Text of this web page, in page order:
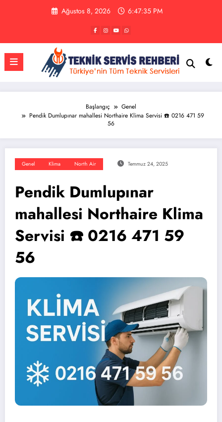
Ağustos 8, 2026 6:47:36 PM
Başlangıç
Genel
Pendik Dumlupınar mahallesi Northaire Klima Servisi ☎️ 0216 471 59
56
Genel Klima North Air Temmuz 24, 2025
Pendik Dumlupınar
mahallesi Northaire Klima
Servisi ☎️ 0216 471 59
56